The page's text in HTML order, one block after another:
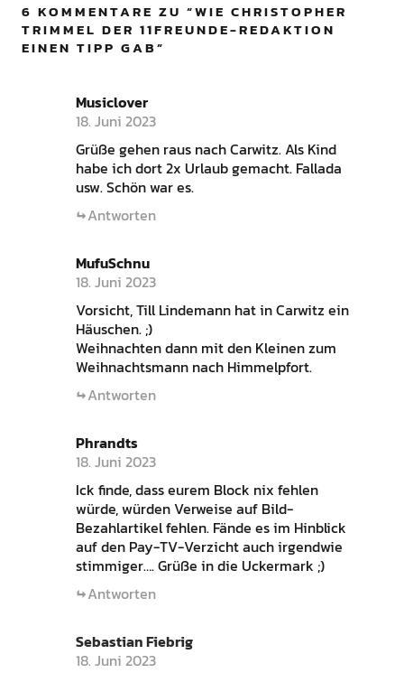
6 KOMMENTARE ZU “WIE CHRISTOPHER
TRIMMEL DER 11FREUNDE-REDAKTION
EINEN TIPP GAB”
Musiclover
18. Juni 2023
Grüße gehen raus nach Carwitz. Als Kind
habe ich dort 2x Urlaub gemacht. Fallada
usw. Schön war es.
Antworten
MufuSchnu
18. Juni 2023
Vorsicht, Till Lindemann hat in Carwitz ein
Häuschen. ;)
Weihnachten dann mit den Kleinen zum
Weihnachtsmann nach Himmelpfort.
Antworten
Phrandts
18. Juni 2023
Ick finde, dass eurem Block nix fehlen
würde, würden Verweise auf Bild-
Bezahlartikel fehlen. Fände es im Hinblick
auf den Pay-TV-Verzicht auch irgendwie
stimmiger…. Grüße in die Uckermark ;)
Antworten
Sebastian Fiebrig
18. Juni 2023